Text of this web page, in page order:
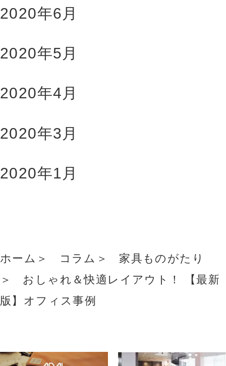
2020年6月
2020年5月
2020年4月
2020年3月
2020年1月
ホーム コラム
家具ものがたり
おしゃれ＆快適レイアウト！ 【最新
版】オフィス事例